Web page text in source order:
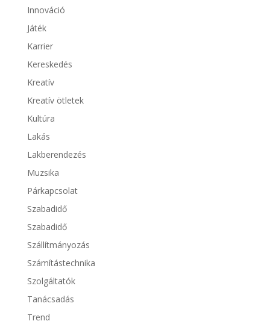
Innováció
Játék
Karrier
Kereskedés
Kreatív
Kreatív ötletek
Kultúra
Lakás
Lakberendezés
Muzsika
Párkapcsolat
Szabadidő
Szabadidő
Szállítmányozás
Számítástechnika
Szolgáltatók
Tanácsadás
Trend